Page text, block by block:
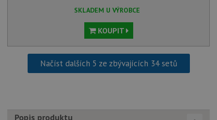
SKLADEM U VÝROBCE
KOUPIT
Načíst dalších 5 ze zbývajících 34 setů
Popis produktu
Nezařazené soubory
Nezbytně nutné soubory cookie umožňují základní
funkce webových stránek, jako je přihlášení
Poskytovatel/
Doména